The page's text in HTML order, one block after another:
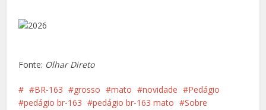
Fonte: Olhar Direto
BR-163 grosso mato novidade
Pedágio
pedágio br-163
pedágio br-163 mato Sobre